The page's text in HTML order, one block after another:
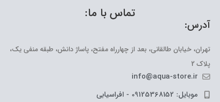
تماس با ما:
آدرس:
تهران، خیابان طالقانی، بعد از چهارراه مفتح، پاساژ دانش، طبقه منفی یک،
پلاک 2
info@aqua-store.ir
موبایل: 09125368152 - افراسیابی